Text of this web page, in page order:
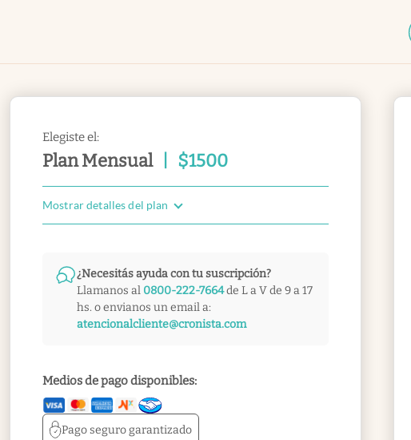
Elegiste el:
Plan Mensual $1500
Mostrar detalles del plan
¿Necesitás ayuda con tu suscripción?
Llamanos al 0800-222-7664de L a V de 9 a 17
hs. o envianos un email a:
atencionalcliente@cronista.com
Medios de pago disponibles:
Pago segurogarantizado